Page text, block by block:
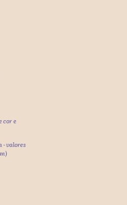
cor e
- valores